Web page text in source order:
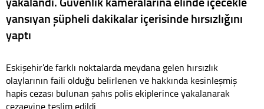
yansıyan şüpheli dakikalar içerisinde hırsızlığını
yaptı
Eskişehir’de farklı noktalarda meydana gelen hırsızlık
olaylarının faili olduğu belirlenen ve hakkında kesinleşmiş
hapis cezası bulunan şahıs polis ekiplerince yakalanarak
cezaevine teslim edildi.